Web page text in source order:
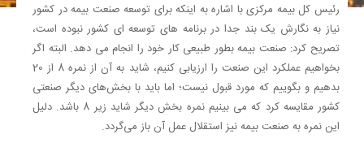
رئیس کل بیمه مرکزی با اشاره به اینکه برای توسعه صنعت بیمه در کشور
نیاز به نگارش یک بند جدا در برنامه های توسعه ای کشور نبوده است،
تصریح کرد: صنعت بیمه بطور طبیعی کار خود را انجام می دهد. البته اگر
بخواهیم عملکرد این صنعت را ارزیابی کنیم، شاید به آن از نمره 8 از 20
بدهیم و بگوییم که مورد قبول نیست؛ اما باید با بخش‌های دیگر صنعتی
کشور مقایسه کرد که می بینیم نمره بخش دیگر شاید زیر 8 باشد. دلیل
این نمره به صنعت بیمه نیز استقلال عمل آن باز می‌گردد.